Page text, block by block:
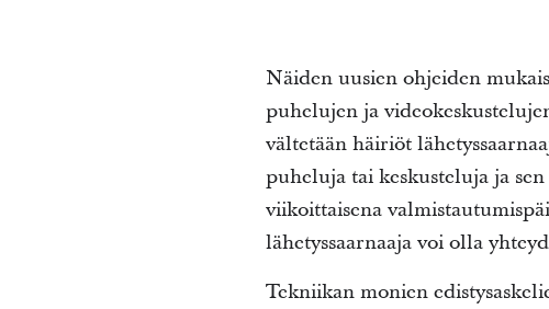
Näiden uusien ohjeiden
puhelujen ja
vältetään häiriöt
puheluja tai keskusteluja ja
viikoittaisena
lähetyssaarnaaja voi olla
Tekniikan monien